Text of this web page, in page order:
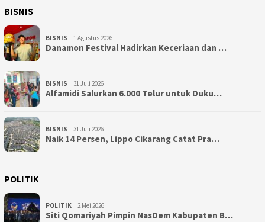
BISNIS
BISNIS 1 Agustus 2026
Danamon Festival Hadirkan Keceriaan dan …
BISNIS 31 Juli 2026
Alfamidi Salurkan 6.000 Telur untuk Duku…
BISNIS 31 Juli 2026
Naik 14 Persen, Lippo Cikarang Catat Pra…
POLITIK
POLITIK 2 Mei 2026
Siti Qomariyah Pimpin NasDem Kabupaten B…